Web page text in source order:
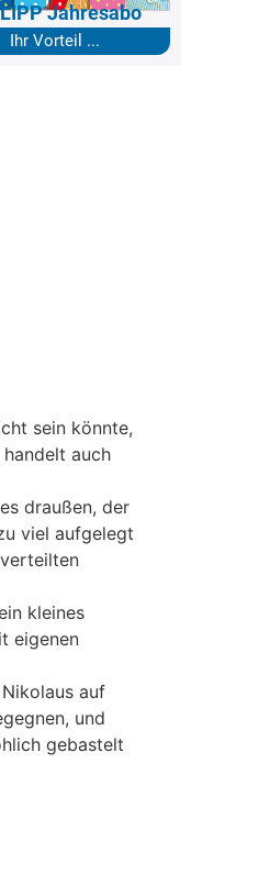
Jahresabo
Ihr Vorteil ...
sein könnte,
auch
draußen, der
viel aufgelegt
kleines
eigenen
auf
und
gebastelt